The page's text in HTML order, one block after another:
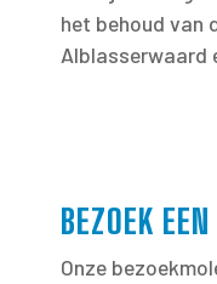
het behoud van
Alblasserwaard
BEZOEK
Onze